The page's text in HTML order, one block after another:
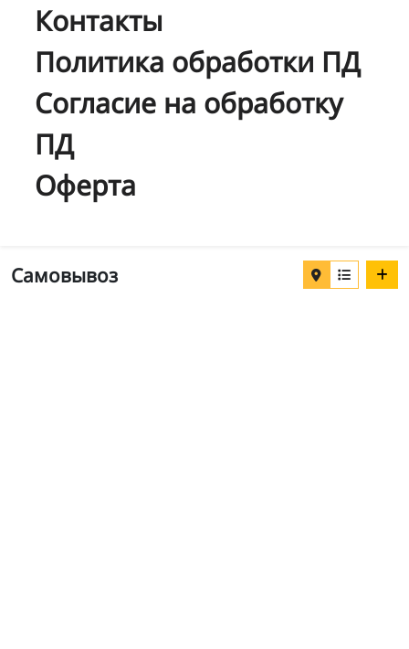
Контакты
Политика обработки ПД
Согласие на обработку
ПД
Оферта
Самовывоз